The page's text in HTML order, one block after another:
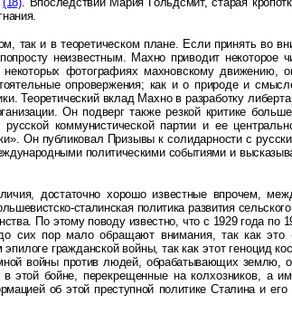
так и в теоретическом плане. Если принять во
неизвестным. Махно приводит некоторое
фотографиях махновскому движению,
опровержения; как и о природе и
вклад Махно в разработку
Он подверг также резкой критике
коммунистической партии и ее
Он публиковал Призывы к солидарности с
политическими событиями и
достаточно хорошо известные впрочем,
сталинская политика развития
По этому поводу известно,что с 1929 года по
сих пор мало обращают внимания, так как это
гражданской войны, так как этот геноцид
войны против людей, обрабатывающих землю,
этой бойне, перекрещенные на колхозников, а
об этой преступной политике Сталина и его